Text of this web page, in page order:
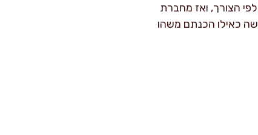
הצורך, ואז מחברת
כאילו הכנתם משהו